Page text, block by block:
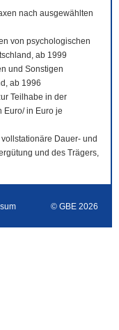
nach ausgewählten
von psychologischen
ab 1999
und Sonstigen
ab 1996
Teilhabe in der
Euro/ in Euro je
Dauer- und
und des Trägers,
© GBE 2026